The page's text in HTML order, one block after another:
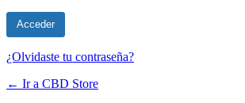
¿Olvidaste tu contraseña?
← Ir a CBD Store